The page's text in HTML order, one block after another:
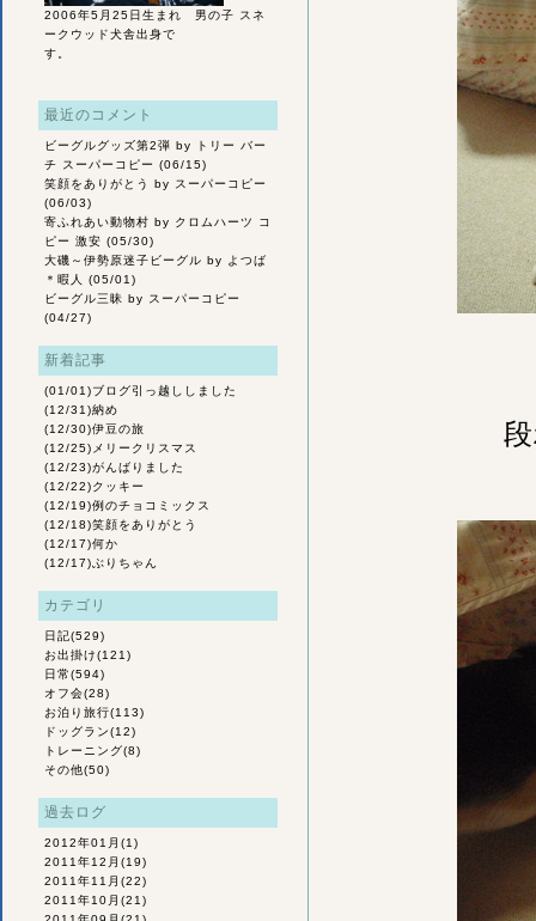
2006年5月25日生まれ 男の子 スネ
ークウッド犬舎出身で
す。
最近のコメント
ビーグルグッズ第2弾 by トリー バー
チ スーパーコピー (06/15)
笑顔をありがとう
by スーパーコピー
(06/03)
寄ふれあい動物村 by クロムハーツ コ
ピー 激安 (05/30)
大磯～伊勢原迷子ビーグル by よつば
＊暇人 (05/01)
ビーグル三昧 by スーパーコピー
(04/27)
新着記事
(01/01)ブログ引っ越ししました
(12/31)納め
(12/30)伊豆の旅
(12/25) メリークリスマス
(12/23)がんばりました
(12/22)クッキー
(12/19)例のチョコミックス
(12/18)笑顔をありがとう
(12/17)何か
(12/17) ぶりちゃん
カテゴリ
日記(529)
お出掛け(121)
日常(594)
オフ会(28)
お泊り旅行(113)
ドッグラン(12)
トレーニング(8)
その他(50)
過去ログ
2012年01月 (1)
2011年12月 (19)
2011年11月 (22)
2011年10月 (21)